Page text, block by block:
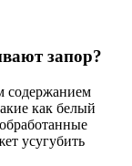
запор?
содержанием
как белый
усугубить